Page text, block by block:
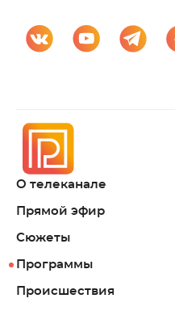
О телеканале
Прямой эфир
Сюжеты
Программы
Происшествия